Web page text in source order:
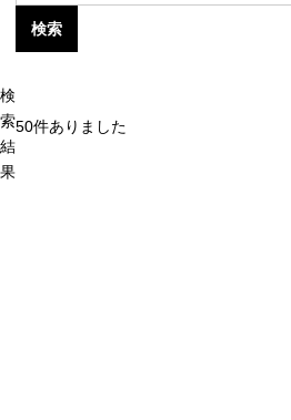
検索
検
索
結
果
50件ありました